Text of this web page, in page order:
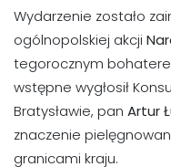
Wydarzenie zostało
ogólnopolskiej akcji
tegorocznym
wstępne wygłosił
Bratysławie, pan Artur
znaczenie
granicami kraju.